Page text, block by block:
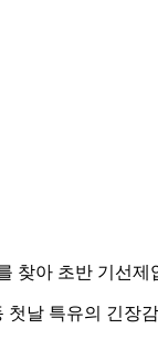
찾아 초반 기선
날 특유의 긴장